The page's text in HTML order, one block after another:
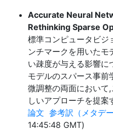
Accurate Neural
Rethinking Sparse
標準コンピュータビジ
ンチマークを用いたモ
い疎度が与える影響に
モデルのスパース事前
微調整の両面において
しいアプローチを提案
論文 参考訳（メタデー
14:45:48 GMT)